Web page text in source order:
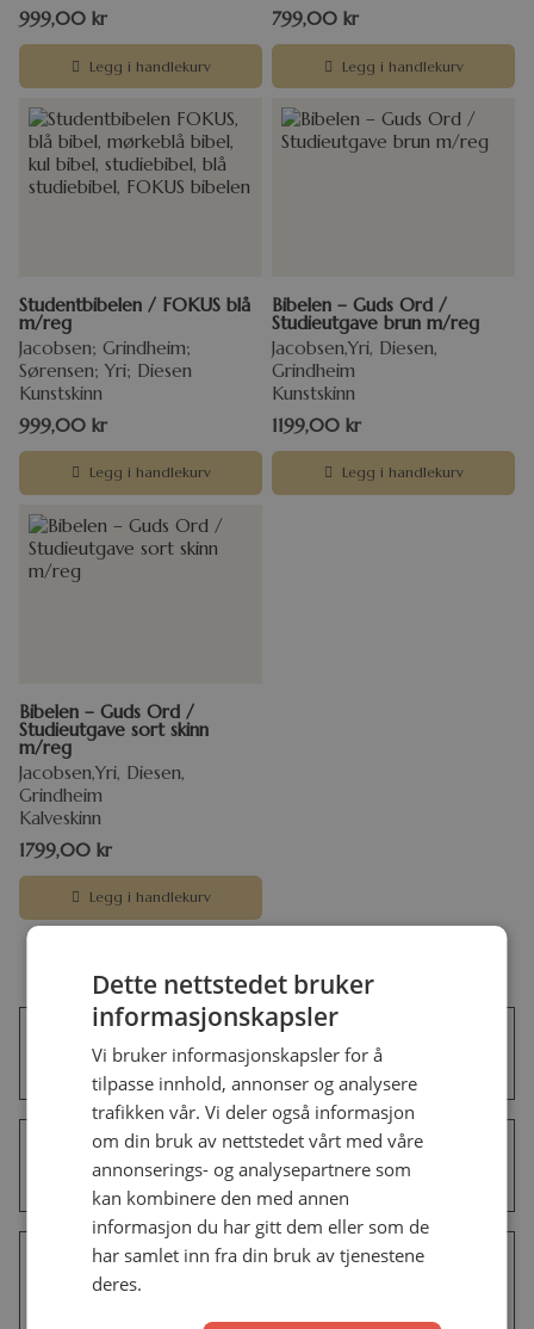
999,00 kr
Legg i handlekurv
799,00 kr
Legg i handlekurv
Studentbibelen / FOKUS blå
m/reg
Jacobsen; Grindheim;
Sørensen; Yri; Diesen
Kunstskinn
999,00 kr
Legg i handlekurv
Bibelen – Guds Ord /
Studieutgave brun m/reg
Jacobsen,Yri, Diesen,
Grindheim
Kunstskinn
1199,00 kr
Legg i handlekurv
Bibelen – Guds Ord /
Studieutgave sort skinn
m/reg
Jacobsen,Yri, Diesen,
Grindheim
Kalveskinn
1799,00 kr
Legg i handlekurv
Hva er BIBELEN – GUDS ORD, og
hva gjør denne oversettelsen unik?
Er det forskjell på oversettelsene
av Bibelen?
Hvorfor bør jeg velge BIBELEN –
GUDS ORD fremfor andre
bibeloversettelser?
Dette nettstedet bruker
informasjonskapsler
Vi bruker informasjonskapsler for å
tilpasse innhold, annonser og analysere
trafikken vår. Vi deler også informasjon
om din bruk av nettstedet vårt med våre
annonserings- og analysepartnere som
kan kombinere den med annen
informasjon du har gitt dem eller som de
har samlet inn fra din bruk av tjenestene
deres.